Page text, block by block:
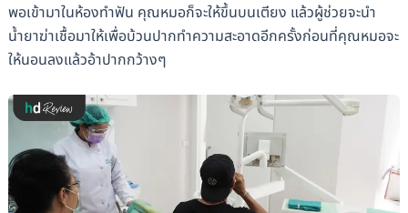
พอเข้ามาในห้องทำฟัน คุณหมอก็จะให้ขึ้นบนเตียง แล้วผู้ช่วยจะนำ
น้ำยาฆ่าเชื้อมาให้เพื่อบ้วนปากทำความสะอาดอีกครั้งก่อนที่คุณหมอจะ
ให้นอนลงแล้วอ้าปากกว้างๆ